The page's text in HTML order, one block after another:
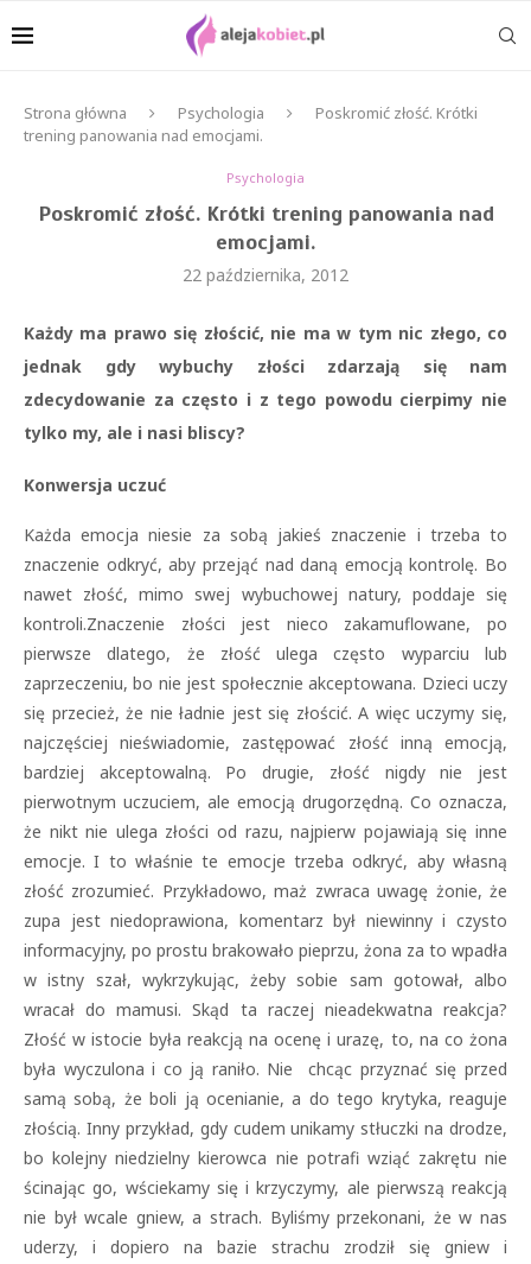
Strona główna Psychologia
Poskromić złość. Krótki
trening panowania nad emocjami.
Psychologia
Poskromić złość. Krótki trening panowania nad
emocjami.
22 października, 2012
Każdy ma prawo się złościć, nie ma w tym nic złego, co
jednak gdy wybuchy złości zdarzają się nam
zdecydowanie za często i z tego powodu cierpimy nie
tylko my, ale i nasi bliscy?
Konwersja uczuć
Każda emocja niesie za sobą jakieś znaczenie i trzeba to
znaczenie odkryć, aby przejąć nad daną emocją kontrolę. Bo
nawet złość, mimo swej wybuchowej natury, poddaje się
kontroli.Znaczenie złości jest nieco zakamuflowane, po
pierwsze dlatego, że złość ulega często wyparciu lub
zaprzeczeniu, bo nie jest społecznie akceptowana. Dzieci uczy
się przecież, że nie ładnie jest się złościć. A więc uczymy się,
najczęściej nieświadomie, zastępować złość inną emocją,
bardziej akceptowalną. Po drugie, złość nigdy nie jest
pierwotnym uczuciem, ale emocją drugorzędną. Co oznacza,
że nikt nie ulega złości od razu, najpierw pojawiają się inne
emocje. I to właśnie te emocje trzeba odkryć, aby własną
złość zrozumieć. Przykładowo, maż zwraca uwagę żonie, że
zupa jest niedoprawiona, komentarz był niewinny i czysto
informacyjny, po prostu brakowało pieprzu, żona za to wpadła
w istny szał, wykrzykując, żeby sobie sam gotował, albo
wracał do mamusi. Skąd ta raczej nieadekwatna reakcja?
Złość w istocie była reakcją na ocenę i urazę, to, na co żona
była wyczulona i co ją raniło. Nie chcąc przyznać się przed
samą sobą, że boli ją ocenianie, a do tego krytyka, reaguje
złością. Inny przykład, gdy cudem unikamy stłuczki na drodze,
bo kolejny niedzielny kierowca nie potrafi wziąć zakrętu nie
ścinając go, wściekamy się i krzyczymy, ale pierwszą reakcją
nie był wcale gniew, a strach. Byliśmy przekonani, że w nas
uderzy, i dopiero na bazie strachu zrodził się gniew i